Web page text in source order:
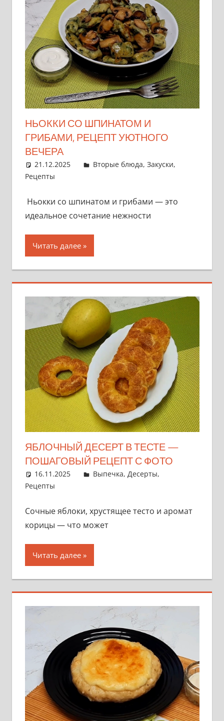
НЬОККИ СО ШПИНАТОМ И
ГРИБАМИ, РЕЦЕПТ УЮТНОГО
ВЕЧЕРА
21.12.2025 admin
Вторые блюда, Закуски,
Рецепты
Ньокки со шпинатом и грибами — это
идеальное сочетание нежности
Читать далее
ЯБЛОЧНЫЙ ДЕСЕРТ В ТЕСТЕ —
ПОШАГОВЫЙ РЕЦЕПТ С ФОТО
16.11.2025 admin
Выпечка, Десерты,
Рецепты
Сочные яблоки, хрустящее тесто и аромат
корицы — что может
Читать далее